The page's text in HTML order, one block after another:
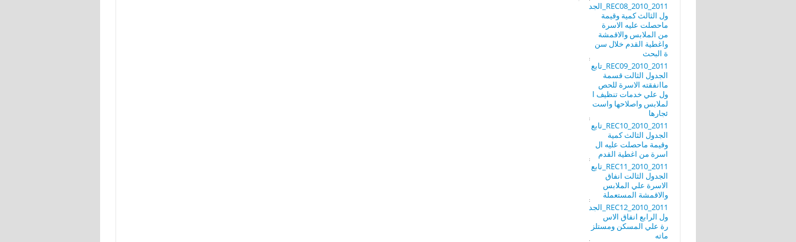
REC08_2010_2011_الجد
ول الثالث كمية وقيمة
ماحصلت عليه الاسرة
من الملابس والاقمشة
واغطية القدم خلال سن
ة البحث
REC09_2010_2011_تابع
الجدول الثالت قسمة
ماانفقته الاسرة للحص
ول علي خدمات تنظيف ا
لملابس واصلاحها واست
ئجارها
REC10_2010_2011_تابع
الجدول الثالث كمية
وقيمة ماحصلت عليه ال
اسرة من اغطية القدم
REC11_2010_2011_تابع
الجدول الثالت انفاق
الاسرة علي الملابس
والاقمشة المستعملة
REC12_2010_2011_الجد
ول الرابع انفاق الاس
رة علي المسكن ومستلز
ماته